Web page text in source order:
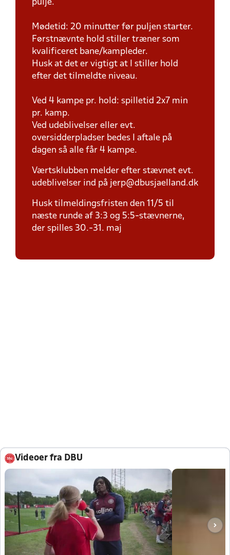
pulje.
Mødetid: 20 minutter før puljen starter.
Førstnævnte hold stiller træner som
kvalificeret bane/kampleder.
Husk at det er vigtigt at I stiller hold
efter det tilmeldte niveau.
Ved 4 kampe pr. hold: spilletid 2x7 min
pr. kamp.
Ved udeblivelser eller evt.
oversidderpladser bedes I aftale på
dagen så alle får 4 kampe.
Værtsklubben melder efter stævnet evt.
udeblivelser ind på jerp@dbusjaelland.dk
Husk tilmeldingsfristen den 11/5 til
næste runde af 3:3 og 5:5-stævnerne,
der spilles 30.-31. maj
Videoer fra DBU